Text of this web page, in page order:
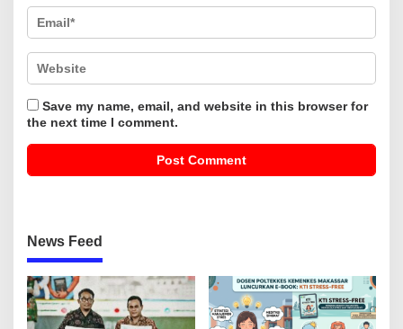
Save my name, email, and website in this browser for
the next time I comment.
News Feed